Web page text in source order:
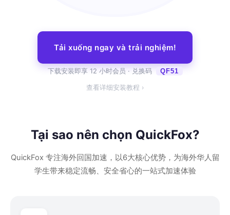
Tải xuống ngay và trải nghiệm!
下载安装即享 12 小时会员 · 兑换码 QF51
查看详细安装教程 ›
Tại sao nên chọn QuickFox?
QuickFox 专注海外回国加速，以6大核心优势，为海外华人留
学生带来稳定流畅、安全省心的一站式加速体验